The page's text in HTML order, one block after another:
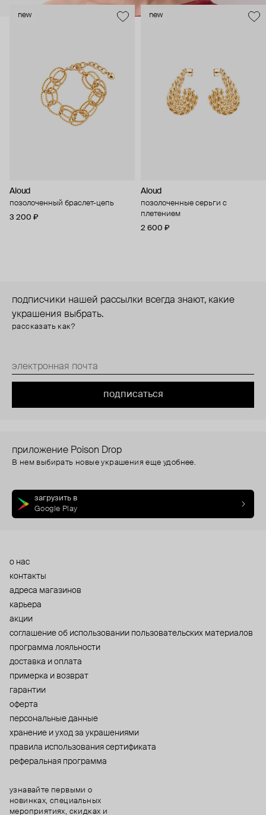
new
Aloud
позолоченный браслет-цепь
3 200 ₽
new
Aloud
позолоченные серьги с
плетением
2 600 ₽
подписчики нашей рассылки всегда знают, какие
украшения выбрать.
рассказать как?
подписаться
приложение Poison Drop
В нем выбирать новые украшения еще удобнее.
загрузить в
Google Play
о нас
контакты
адреса магазинов
карьера
акции
cоглашение об использовании пользовательских материалов
программа лояльности
доставка и оплата
примерка и возврат
гарантии
оферта
персональные данные
хранение и уход за украшениями
правила использования сертификата
реферальная программа
узнавайте первыми о
новинках, специальных
мероприятиях, скидках и